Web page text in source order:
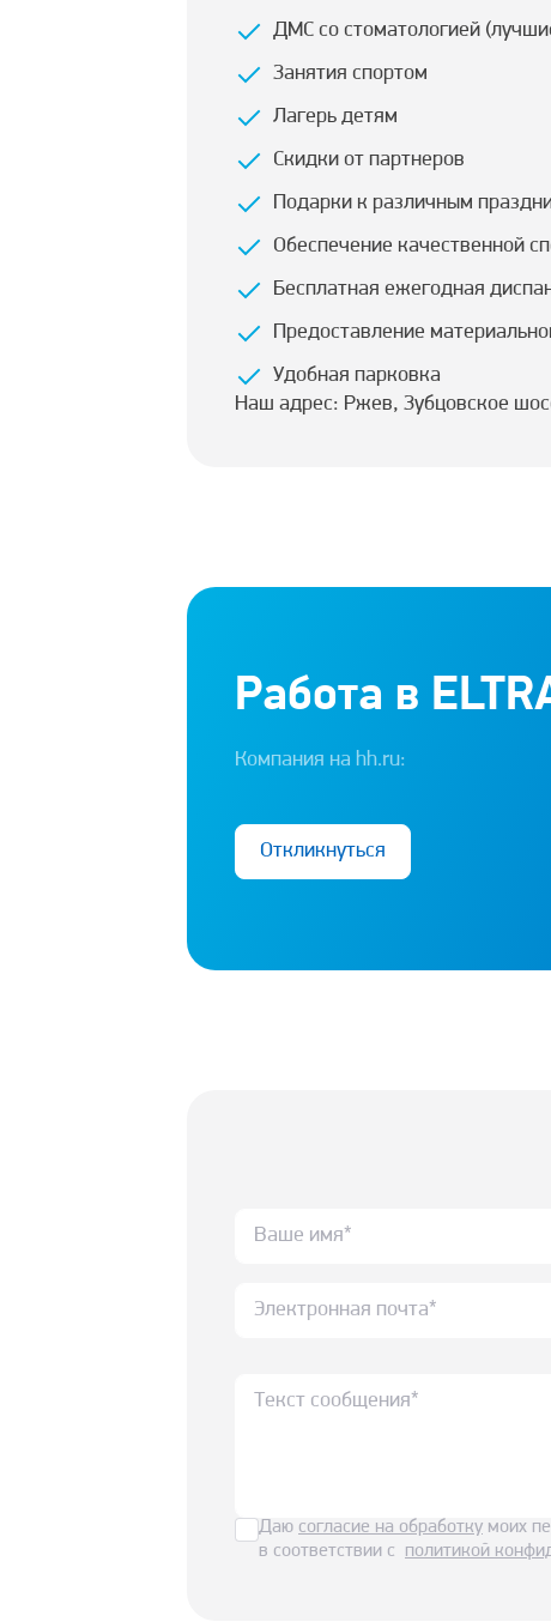
ДМС со стоматологией
Занятия спортом
Лагерь детям
Скидки от партнеров
Подарки к различным
Обеспечение качественной
Бесплатная ежегодная
Предоставление
Удобная парковка
Наш адрес: Ржев, Зубцовское
Работа в
Компания на hh.ru:
Откликнуться
Даю согласие на обработку моих
в соответствии с политикой